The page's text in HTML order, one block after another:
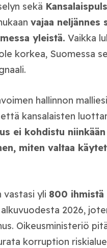
sekä
vajaa neljännes
yleistä. Vaikka
korkea, Suomessa
hallinnon
kansalaisten
ei kohdistu
miten valtaa
vastasi yli 800
2026,
Oikeusministeriö
korruption